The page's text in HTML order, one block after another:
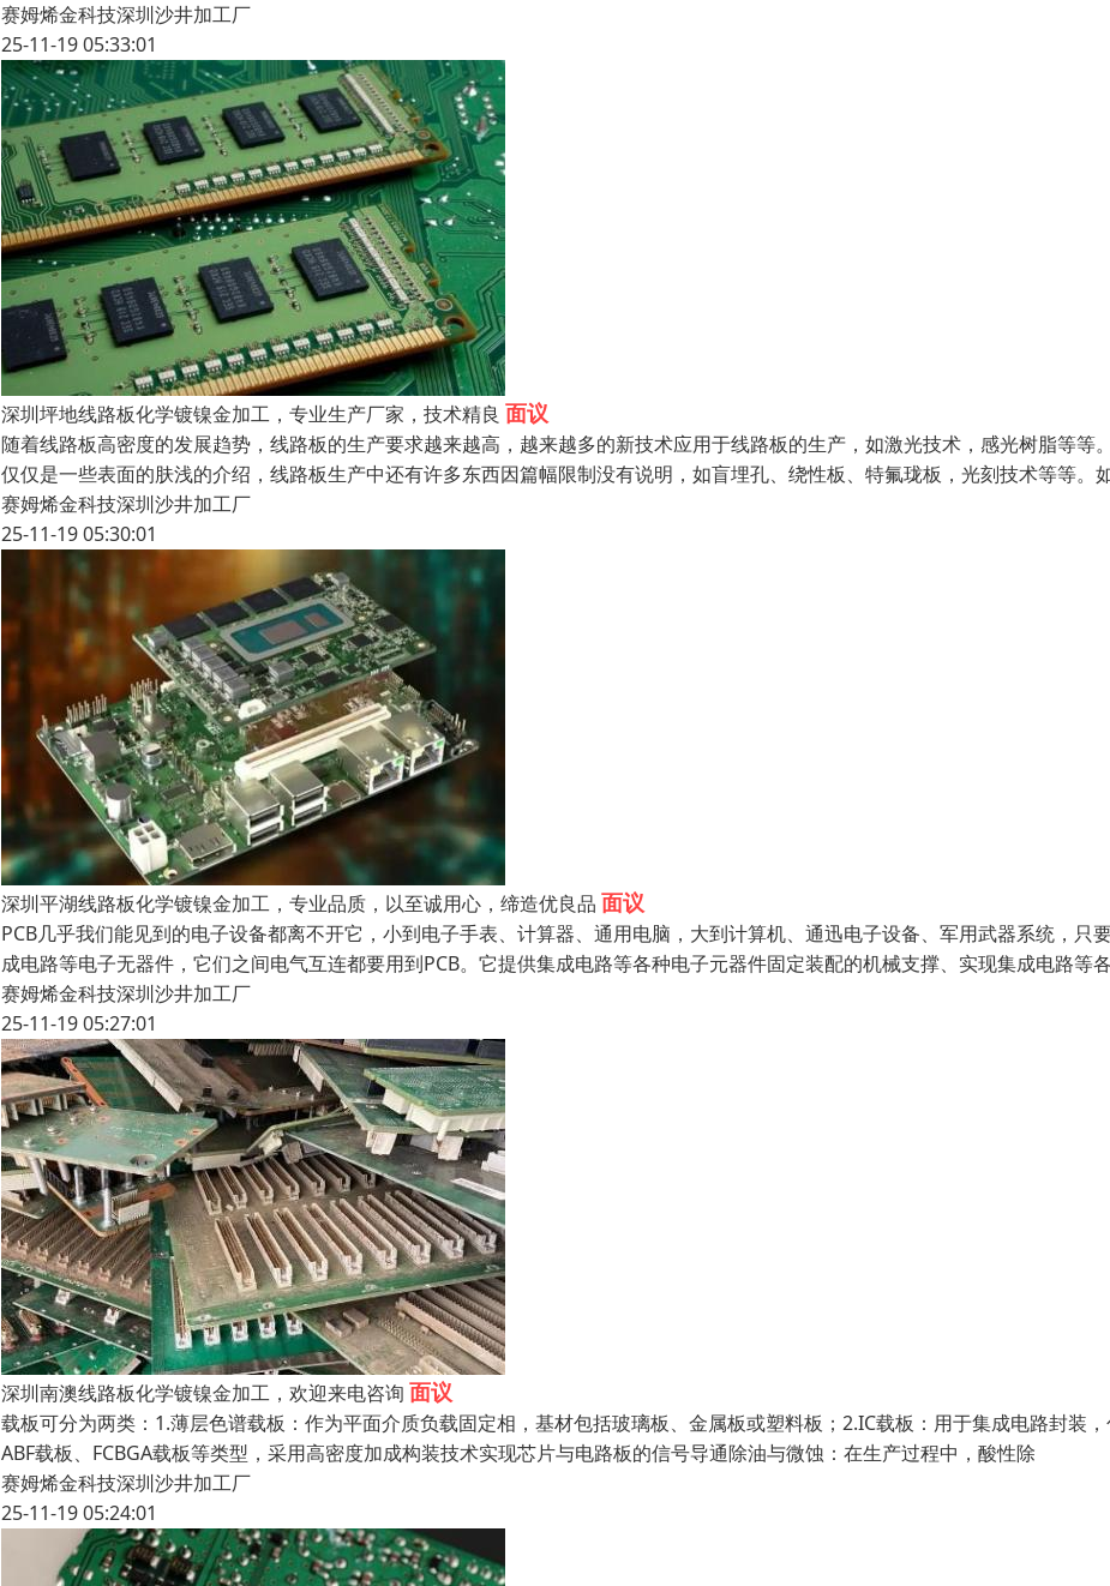
赛姆烯金科技深圳沙井加工厂
25-11-19 05:33:01
深圳坪地线路板化学镀镍金加工，专业生产厂家，技术精良 面议
随着线路板高密度的发展趋势，线路板的生产要求越来越高，越来越多的新技术应用于线路板的生产，如激光技术，感光树脂等等
仅仅是一些表面的肤浅的介绍，线路板生产中还有许多东西因篇幅限制没有说明，如盲埋孔、绕性板、特氟珑板，光刻技术等等。
赛姆烯金科技深圳沙井加工厂
25-11-19 05:30:01
深圳平湖线路板化学镀镍金加工，专业品质，以至诚用心，缔造优良品 面议
PCB几乎我们能见到的电子设备都离不开它，小到电子手表、计算器、通用电脑，大到计算机、通迅电子设备、军用武器系统，只
成电路等电子无器件，它们之间电气互连都要用到PCB。它提供集成电路等各种电子元器件固定装配的机械支撑、实现集成电路等
赛姆烯金科技深圳沙井加工厂
25-11-19 05:27:01
深圳南澳线路板化学镀镍金加工，欢迎来电咨询 面议
载板可分为两类：1.薄层色谱载板：作为平面介质负载固定相，基材包括玻璃板、金属板或塑料板；2.IC载板：用于集成电路封装
ABF载板、FCBGA载板等类型，采用高密度加成构装技术实现芯片与电路板的信号导通除油与微蚀：在生产过程中，酸性除
赛姆烯金科技深圳沙井加工厂
25-11-19 05:24:01